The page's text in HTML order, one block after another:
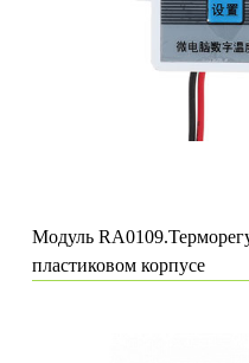
Модуль
пластиковом корпусе